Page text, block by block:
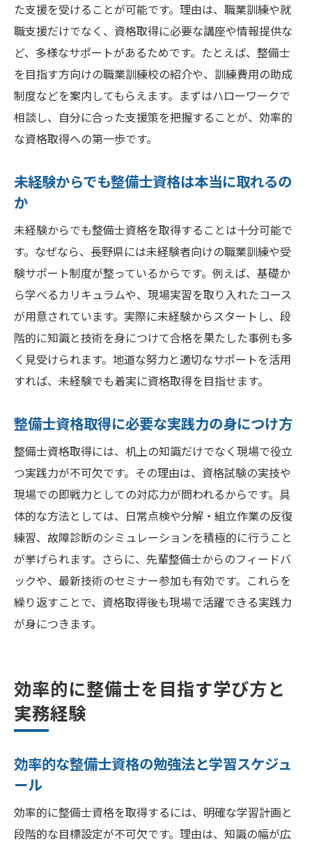
た支援を受けることが可能です。理由は、職業訓練や就
職支援だけでなく、資格取得に必要な講座や情報提供な
ど、多様なサポートがあるためです。たとえば、整備士
を目指す方向けの職業訓練校の紹介や、訓練費用の助成
制度などを案内してもらえます。まずはハローワークで
相談し、自分に合った支援策を把握することが、効率的
な資格取得への第一歩です。
未経験からでも整備士資格は本当に取れるの
か
未経験からでも整備士資格を取得することは十分可能で
す。なぜなら、長野県には未経験者向けの職業訓練や受
験サポート制度が整っているからです。例えば、基礎か
ら学べるカリキュラムや、現場実習を取り入れたコース
が用意されています。実際に未経験からスタートし、段
階的に知識と技術を身につけて合格を果たした事例も多
く見受けられます。地道な努力と適切なサポートを活用
すれば、未経験でも着実に資格取得を目指せます。
整備士資格取得に必要な実践力の身につけ方
整備士資格取得には、机上の知識だけでなく現場で役立
つ実践力が不可欠です。その理由は、資格試験の実技や
現場での即戦力としての対応力が問われるからです。具
体的な方法としては、日常点検や分解・組立作業の反復
練習、故障診断のシミュレーションを積極的に行うこと
が挙げられます。さらに、先輩整備士からのフィードバ
ックや、最新技術のセミナー参加も有効です。これらを
繰り返すことで、資格取得後も現場で活躍できる実践力
が身につきます。
効率的に整備士を目指す学び方と
実務経験
効率的な整備士資格の勉強法と学習スケジュ
ール
効率的に整備士資格を取得するには、明確な学習計画と
段階的な目標設定が不可欠です。理由は、知識の幅が広